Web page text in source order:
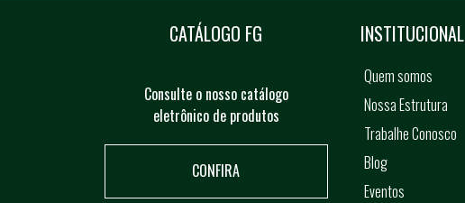
CATÁLOGO FG
Consulte o nosso catálogo
eletrônico de produtos
CONFIRA
INSTITUCIONAL
Quem somos
Nossa Estrutura
Trabalhe Conosco
Blog
Eventos